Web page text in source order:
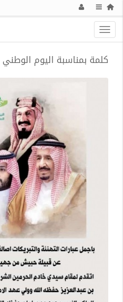
Toggle
navigation
كلمة بمناسبة اليوم الوطني ٩٢